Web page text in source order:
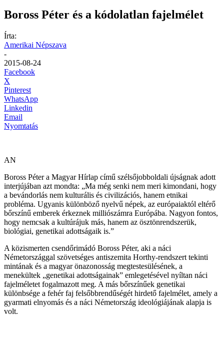
Boross Péter és a kódolatlan fajelmélet
Írta:
Amerikai Népszava
-
2015-08-24
Facebook
X
Pinterest
WhatsApp
Linkedin
Email
Nyomtatás
AN
Boross Péter a Magyar Hírlap című szélsőjobboldali újságnak adott
interjújában azt mondta: „Ma még senki nem meri kimondani, hogy
a bevándorlás nem kulturális és civilizációs, hanem etnikai
probléma. Ugyanis különböző nyelvű népek, az európaiaktól eltérő
bőrszínű emberek érkeznek milliószámra Európába. Nagyon fontos,
hogy nemcsak a kultúrájuk más, hanem az ösztönrendszerük,
biológiai, genetikai adottságaik is.”
A közismerten csendőrimádó Boross Péter, aki a náci
Németországgal szövetséges antiszemita Horthy-rendszert tekinti
mintának és a magyar önazonosság megtestesülésének, a
menekültek „genetikai adottságainak” emlegetésével nyíltan náci
fajelméletet fogalmazott meg. A más bőrszínűek genetikai
különbsége a fehér faj felsőbbrendűségét hirdető fajelmélet, amely a
gyarmati elnyomás és a náci Németország ideológiájának alapja is
volt.